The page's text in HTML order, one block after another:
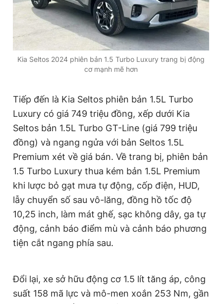
Kia Seltos 2024 phiên bản 1.5 Turbo Luxury trang bị động
cơ mạnh mẽ hơn
Tiếp đến là Kia Seltos phiên bản 1.5L Turbo
Luxury có giá 749 triệu đồng, xếp dưới Kia
Seltos bản 1.5L Turbo GT-Line (giá 799 triệu
đồng) và ngang ngửa với bản Seltos 1.5L
Premium xét về giá bán. Về trang bị, phiên bản
1.5 Turbo Luxury thua kém bản 1.5L Premium
khi lược bỏ gạt mưa tự động, cốp điện, HUD,
lẫy chuyển số sau vô-lăng, đồng hồ tốc độ
10,25 inch, làm mát ghế, sạc không dây, ga tự
động, cảnh báo điểm mù và cảnh báo phương
tiện cắt ngang phía sau.
Đổi lại, xe sở hữu động cơ 1.5 lít tăng áp, công
suất 158 mã lực và mô-men xoắn 253 Nm, gần